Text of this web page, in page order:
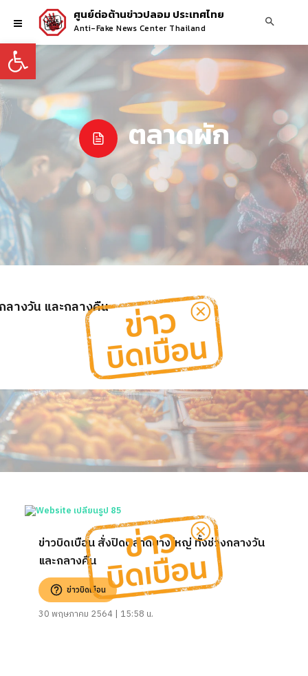
Open toolbar
ศูนย์ต่อต้านข่าวปลอม ประเทศไทย
Anti-Fake News Center Thailand
ตลาดผัก
างวัน และกลางคืน
ข่าวบิดเบือน สั่งปิดตลาดบางใหญ่ ทั้งช่วงกลางวัน
และกลางคืน
ข่าวบิดเบือน
30 พฤษภาคม 2564 | 15:58 น.